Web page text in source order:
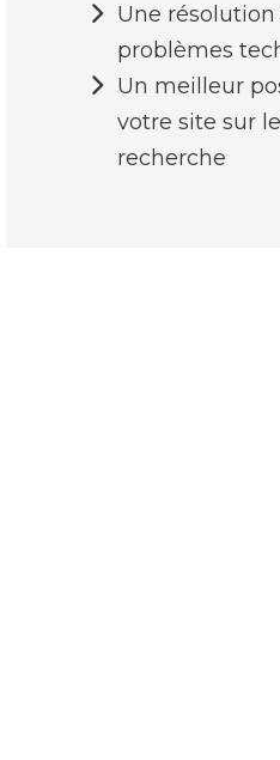
Une
problèmes
Un meilleur
votre site sur
recherche